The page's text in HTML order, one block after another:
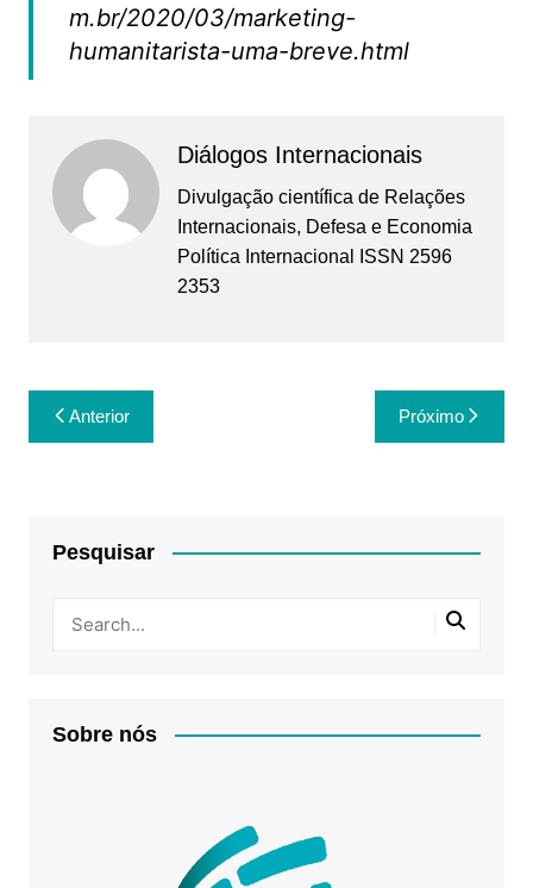
m.br/2020/03/marketing-
humanitarista-uma-breve.html
Diálogos Internacionais
Divulgação científica de Relações
Internacionais, Defesa e Economia
Política Internacional ISSN 2596
2353
Navegação
de
Anterior Próximo
Pesquisar
Sobre nós